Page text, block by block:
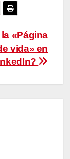
«Página
vida» en